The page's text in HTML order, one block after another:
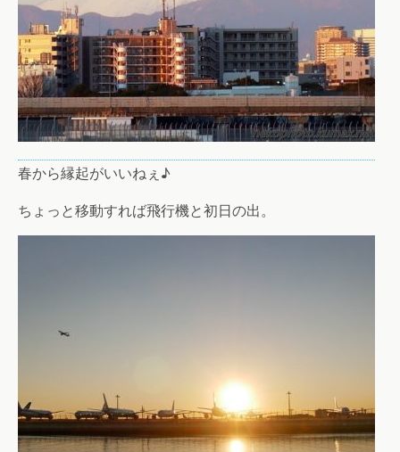
春から縁起がいいねぇ♪
ちょっと移動すれば飛行機と初日の出。